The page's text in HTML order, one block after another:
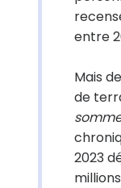
entre
Mais
de
2023